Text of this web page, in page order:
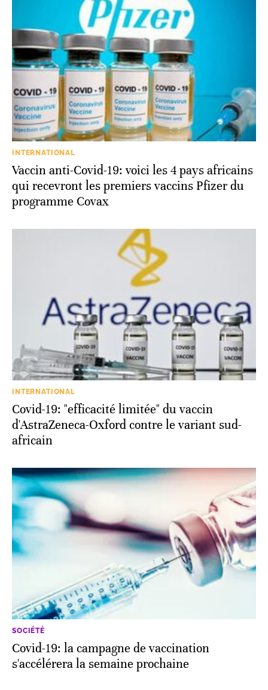
INTERNATIONAL
Vaccin anti-Covid-19: voici les 4 pays africains
qui recevront les premiers vaccins Pfizer du
programme Covax
INTERNATIONAL
Covid-19: "efficacité limitée" du vaccin
d'AstraZeneca-Oxford contre le variant sud-
africain
SOCIÉTÉ
Covid-19: la campagne de vaccination
s'accélérera la semaine prochaine